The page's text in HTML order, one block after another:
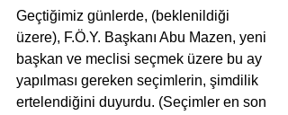
Geçtiğimiz günlerde, (beklenildiği
üzere), F.Ö.Y. Başkanı Abu Mazen, yeni
başkan ve meclisi seçmek üzere bu ay
yapılması gereken seçimlerin, şimdilik
ertelendiğini duyurdu. (Seçimler en son